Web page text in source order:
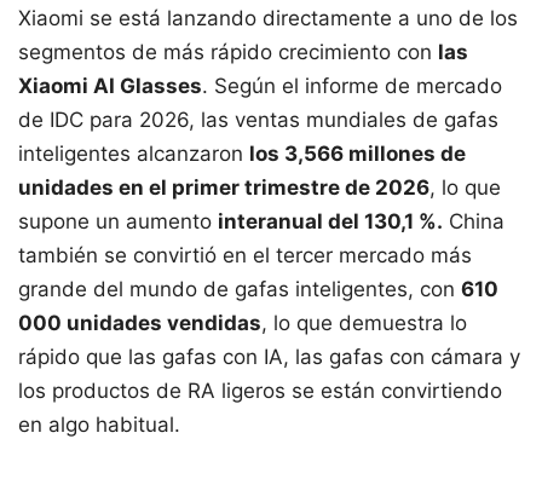
Xiaomi se está lanzando directamente a uno de los
segmentos de más rápido crecimiento con las
Xiaomi AI Glasses. Según el informe de mercado
de IDC para 2026, las ventas mundiales de gafas
inteligentes alcanzaron los 3,566 millones de
unidades en el primer trimestre de 2026, lo que
supone un aumento interanual del 130,1 %. China
también se convirtió en el tercer mercado más
grande del mundo de gafas inteligentes, con 610
000 unidades vendidas, lo que demuestra lo
rápido que las gafas con IA, las gafas con cámara y
los productos de RA ligeros se están convirtiendo
en algo habitual.